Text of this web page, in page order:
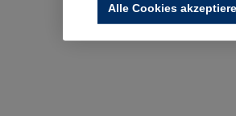
Alle Cookies